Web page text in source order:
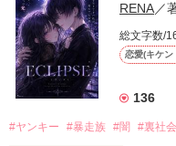
モテる人を好きになるのが
だから私は、中学時代に
もう会うことはないと思っ
高校生になって再会した
RENA／
総文字数/
恋愛(キケン
136
#ヤンキー #暴走族 #闇 #裏社会